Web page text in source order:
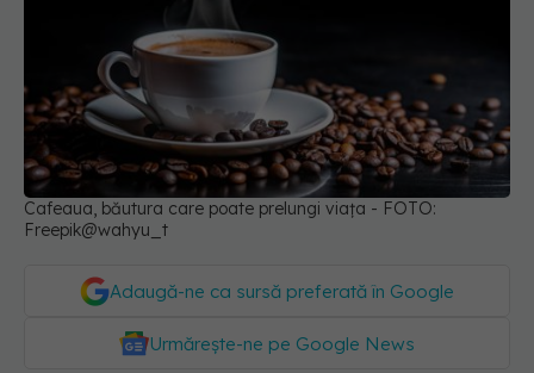
Cafeaua, băutura care poate prelungi viața - FOTO:
Freepik@wahyu_t
Adaugă-ne ca sursă preferată în Google
Urmărește-ne pe Google News